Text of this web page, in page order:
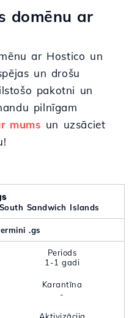
domēnu ar
ar Hostico un
un drošu
pakotni un
pilnīgam
mums un uzsāciet
Sandwich Islands
.gs
Periods
1-1 gadi
Karantīna
-